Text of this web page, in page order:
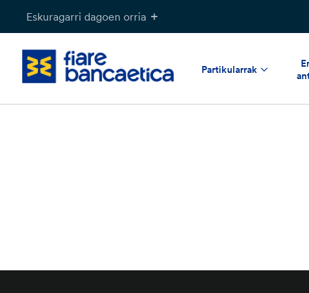
edukia
Eskuragarri dagoen orria
Partikularrak